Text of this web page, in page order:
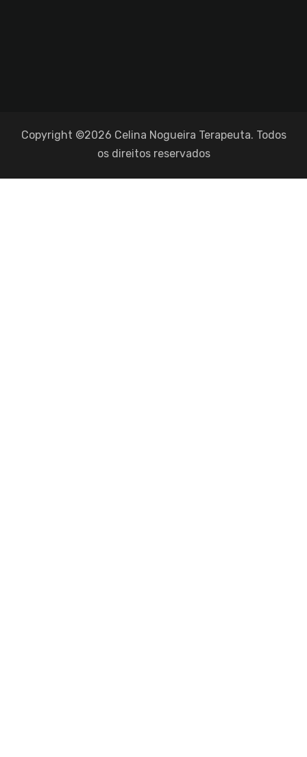
Copyright ©2026 Celina Nogueira Terapeuta. Todos
os direitos reservados